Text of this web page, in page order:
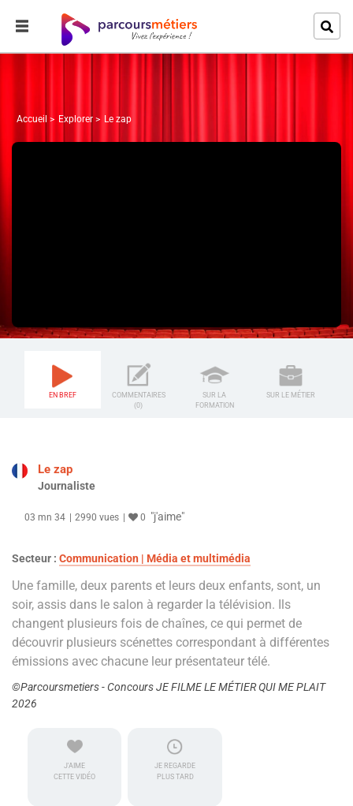
Accueil Explorer Le zap
EN BREF
COMMENTAIRES
(0)
SUR LA
FORMATION
SUR LE MÉTIER
Le zap
Journaliste
03 mn 34 2990 vues 0 "j'aime"
Secteur : Communication | Média et multimédia
Une famille, deux parents et leurs deux enfants, sont, un
soir, assis dans le salon à regarder la télévision. Ils
changent plusieurs fois de chaînes, ce qui permet de
découvrir plusieurs scénettes correspondant à différentes
émissions avec chacune leur présentateur télé.
©Parcoursmetiers - Concours JE FILME LE MÉTIER QUI ME PLAIT
2026
J'AIME
CETTE VIDÉO
JE REGARDE
PLUS TARD